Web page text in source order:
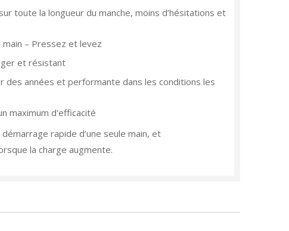
toute la longueur du manche, moins d’hésitations et
main – Pressez et levez
et résistant
des années et performante dans les conditions les
maximum d'efficacité
rapide d’une seule main, et
la charge augmente.